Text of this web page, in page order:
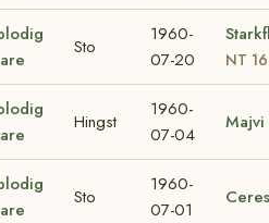
Sto
1960-
07-20
NT
Hingst
1960-
07-04
Majvi
Sto
1960-
07-01